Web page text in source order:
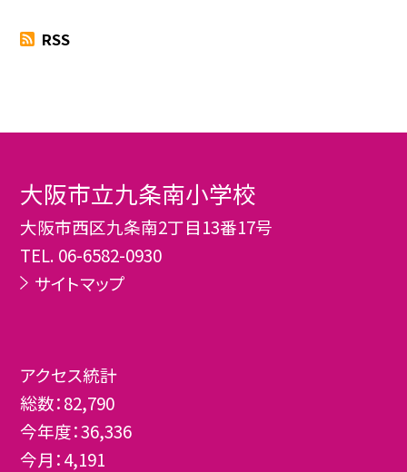
RSS
大阪市立九条南小学校
大阪市西区九条南2丁目13番17号
TEL. 06-6582-0930
サイトマップ
アクセス統計
総数：82,790
今年度：36,336
今月：4,191